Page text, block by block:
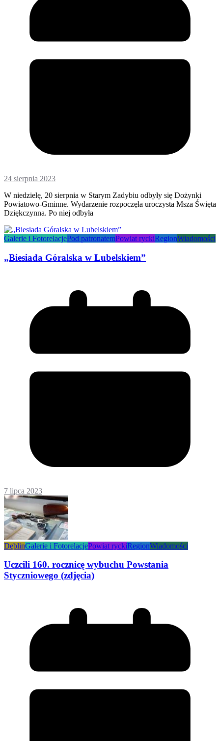
24 sierpnia 2023
W niedzielę, 20 sierpnia w Starym Zadybiu odbyły się Dożynki
Powiatowo-Gminne. Wydarzenie rozpoczęła uroczysta Msza Święta
Dziękczynna. Po niej odbyła
Galerie i FotorelacjePod patronatemPowiat ryckiRegionWiadomości
„Biesiada Góralska w Lubelskiem”
7 lipca 2023
DęblinGalerie i FotorelacjePowiat ryckiRegionWiadomości
Uczcili 160. rocznicę wybuchu Powstania
Styczniowego (zdjęcia)